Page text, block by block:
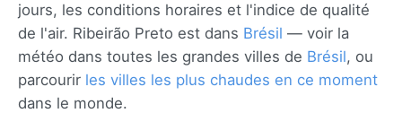
jours, les conditions horaires et l'indice de qualité
de l'air. Ribeirão Preto est dans Brésil — voir la
météo dans toutes les grandes villes de Brésil, ou
parcourir les villes les plus chaudes en ce moment
dans le monde.